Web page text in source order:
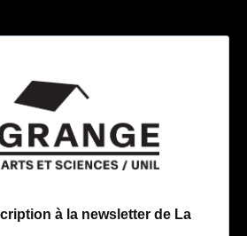
à la newsletter de La